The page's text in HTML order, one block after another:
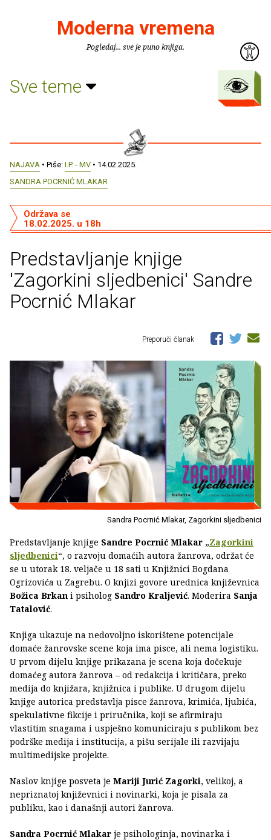
Moderna vremena
Pogledaj... sve je puno knjiga.
Sve teme
NAJAVA • Piše: I.P. - MV • 14.02.2025.
SANDRA POCRNIĆ MLAKAR
Predstavljanje knjige
'Zagorkini sljedbenici' Sandre
Pocrnić Mlakar
Održava se
18.02.2025. u 18h
Preporuči članak
Sandra Pocrnić Mlakar, Zagorkini sljedbenici
Predstavljanje knjige Sandre Pocrnić Mlakar „Zagorkini
sljedbenici“, o razvoju domaćih autora žanrova, održat će
se u utorak 18. veljače u 18 sati u Knjižnici Bogdana
Ogrizovića u Zagrebu. O knjizi govore urednica književnica
Božica Brkan i psiholog Sandro Kraljević. Moderira Sanja
Tatalović.
Knjiga ukazuje na nedovoljno iskorištene potencijale
domaće žanrovske scene koja ima pisce, ali nema logistiku.
U prvom dijelu knjige prikazana je scena koja dočekuje
domaćeg autora žanrova – od redakcija i kritičara, preko
medija do knjižara, knjižnica i publike. U drugom dijelu
knjige autorica predstavlja pisce žanrova, krimića, ljubića,
spekulativne fikcije i priručnika, koji se afirmiraju
vlastitim snagama i uspješno komuniciraju s publikom bez
podrške medija i institucija, a pišu serijale ili razvijaju
multimedijske projekte.
Naslov knjige posveta je Mariji Jurić Zagorki, velikoj, a
nepriznatoj književnici i novinarki, koja je pisala za
publiku, kao i današnji autori žanrova.
Sandra Pocrnić Mlakar je psihologinja, novinarka i